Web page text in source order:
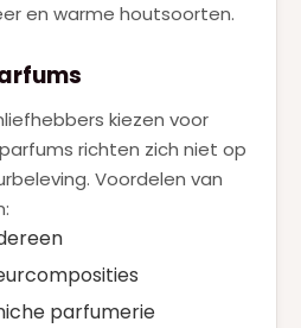
en warme houtsoorten.
kiezen voor
richten zich niet op
Voordelen van
parfumerie